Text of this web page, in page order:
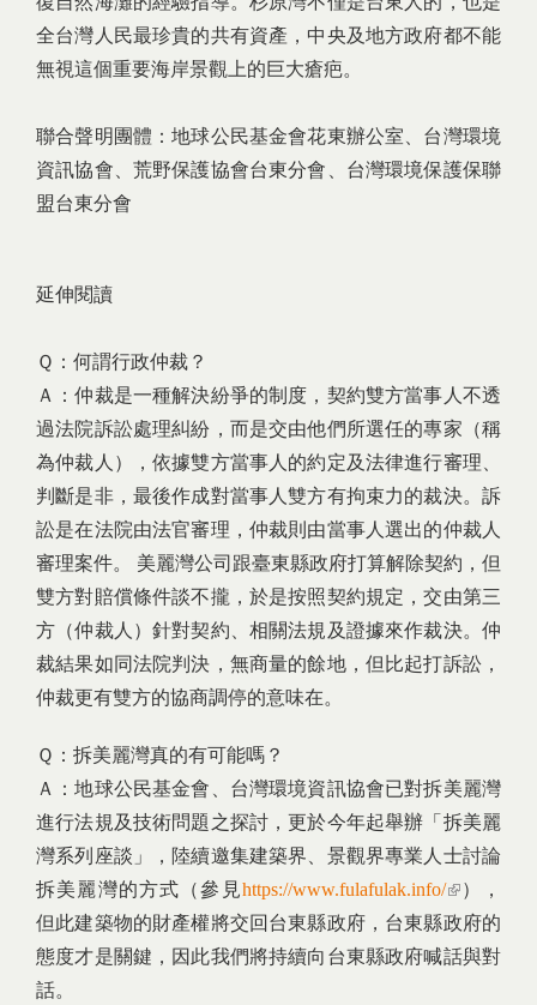
全台灣人民最珍貴的共有資產，中央及地方政府都不能
無視這個重要海岸景觀上的巨大瘡疤。
聯合聲明團體：地球公民基金會花東辦公室、台灣環境
資訊協會、荒野保護協會台東分會、台灣環境保護保聯
盟台東分會
延伸閱讀
Ｑ：何謂行政仲裁？
Ａ：仲裁是一種解決紛爭的制度，契約雙方當事人不透
過法院訴訟處理糾紛，而是交由他們所選任的專家（稱
為仲裁人），依據雙方當事人的約定及法律進行審理、
判斷是非，最後作成對當事人雙方有拘束力的裁決。訴
訟是在法院由法官審理，仲裁則由當事人選出的仲裁人
審理案件。 美麗灣公司跟臺東縣政府打算解除契約，但
雙方對賠償條件談不攏，於是按照契約規定，交由第三
方（仲裁人）針對契約、相關法規及證據來作裁決。仲
裁結果如同法院判決，無商量的餘地，但比起打訴訟，
仲裁更有雙方的協商調停的意味在。
Ｑ：拆美麗灣真的有可能嗎？
Ａ：地球公民基金會、台灣環境資訊協會已對拆美麗灣
進行法規及技術問題之探討，更於今年起舉辦「拆美麗
灣系列座談」，陸續邀集建築界、景觀界專業人士討論
拆美麗灣的方式（參見https://www.fulafulak.info/(link is
external)
），
但此建築物的財產權將交回台東縣政府，台東縣政府的
態度才是關鍵，因此我們將持續向台東縣政府喊話與對
話。